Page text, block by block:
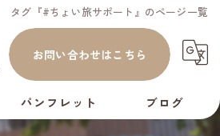
タグ『#ちょい旅サポート』のページ一覧
お問い合わせはこちら
パンフレット ブログ